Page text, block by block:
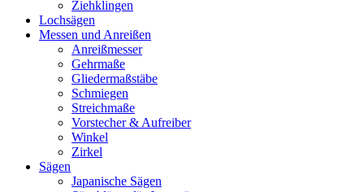
Ziehklingen
Lochsägen
Messen und Anreißen
Anreißmesser
Gehrmaße
Gliedermaßstäbe
Schmiegen
Streichmaße
Vorstecher & Aufreiber
Winkel
Zirkel
Sägen
Japanische Sägen